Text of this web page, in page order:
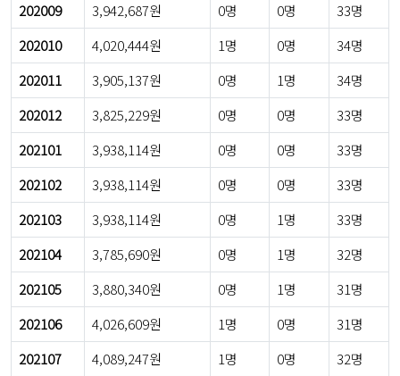
202009
3,942,687원 0명 0명
33명
202010
4,020,444원 1명 0명
34명
202011
3,905,137원 0명 1명
34명
202012
3,825,229원 0명 0명
33명
202101
3,938,114원 0명 0명
33명
202102
3,938,114원 0명 0명
33명
202103
3,938,114원 0명 1명
33명
202104
3,785,690원 0명 1명
32명
202105
3,880,340원 0명 1명
31명
202106
4,026,609원 1명 0명
31명
202107
4,089,247원 1명 0명
32명